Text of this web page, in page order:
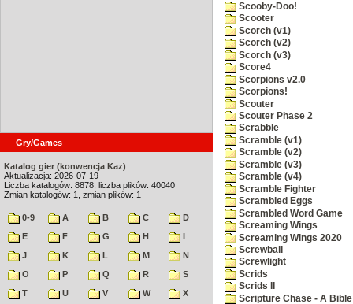
Gry/Games
Katalog gier (konwencja Kaz)
Aktualizacja: 2026-07-19
Liczba katalogów: 8878, liczba plików: 40040
Zmian katalogów: 1, zmian plików: 1
0-9 A B C
D
E
F G H
I
J
K L M
N
O
P Q R
S
T
U V W
X
Scooby-Doo!
Scooter
Scorch (v1)
Scorch (v2)
Scorch (v3)
Score4
Scorpions v2.0
Scorpions!
Scouter
Scouter Phase 2
Scrabble
Scramble (v1)
Scramble (v2)
Scramble (v3)
Scramble (v4)
Scramble Fighter
Scrambled Eggs
Scrambled Word Game
Screaming Wings
Screaming Wings 2020
Screwball
Screwlight
Scrids
Scrids II
Scripture Chase - A Bible